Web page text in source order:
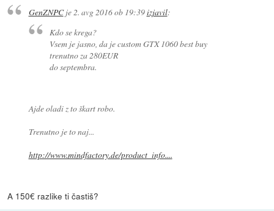
GenZNPCje2. avg 2016 ob 19:39izjavil:
Kdo se krega?
Vsem je jasno, da je custom GTX 1060 best buy
trenutno za 280EUR
do septembra.
Ajde oladi z to škart robo.
Trenutno je to naj...
http://www.mindfactory.de/product_info....
A 150€ razlike ti častiš?